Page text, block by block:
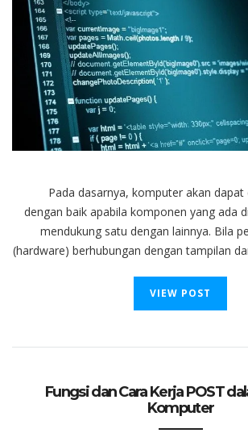
Pada dasarnya, komputer akan dapat
dengan baik apabila komponen yang ada
mendukung satu dengan lainnya. Bila
(hardware) berhubungan dengan tampilan
VIEW POST
Fungsi dan Cara Kerja POST
Komputer